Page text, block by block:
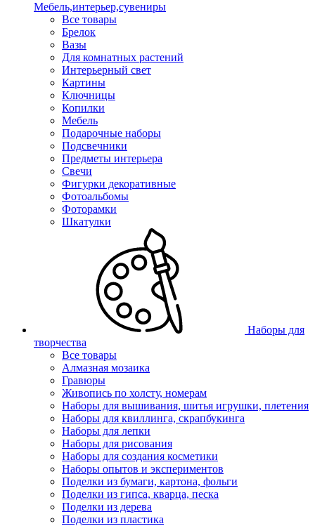
Мебель,интерьер,сувениры
Все товары
Брелок
Вазы
Для комнатных растений
Интерьерный свет
Картины
Ключницы
Копилки
Мебель
Подарочные наборы
Подсвечники
Предметы интерьера
Свечи
Фигурки декоративные
Фотоальбомы
Фоторамки
Шкатулки
Наборы для
творчества
Все товары
Алмазная мозаика
Гравюры
Живопись по холсту, номерам
Наборы для вышивания, шитья игрушки, плетения
Наборы для квиллинга, скрапбукинга
Наборы для лепки
Наборы для рисования
Наборы для создания косметики
Наборы опытов и экспериментов
Поделки из бумаги, картона, фольги
Поделки из гипса, кварца, песка
Поделки из дерева
Поделки из пластика